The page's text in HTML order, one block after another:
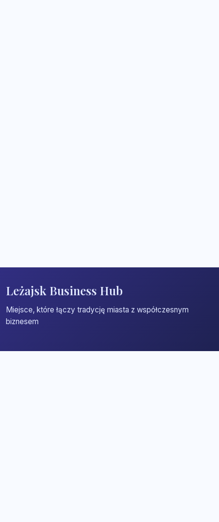
Leżajsk Business Hub
Miejsce, które łączy tradycję miasta z współczesnym
biznesem